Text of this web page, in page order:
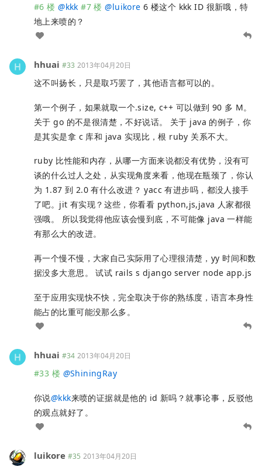
#6 楼 @kkk #7 楼 @luikore 6 楼这个 kkk ID 很新哦，特
地上来喷的？
hhuai #33 2013年04月20日
这不叫扬长，只是取巧罢了，其他语言都可以的。
第一个例子，如果就取一个.size, c++ 可以做到 90 多 M。
关于 go 的不是很清楚，不好说话。 关于 java 的例子，你
是其实是拿 c 库和 java 实现比，根 ruby 关系不大。
ruby 比性能和内存，从哪一方面来说都没有优势，没有可
谈的什么过人之处，从实现角度来看，他现在瓶颈了，你认
为 1.87 到 2.0 有什么改进？ yacc 有进步吗，都没人接手
了吧。jit 有实现？这些，你看看 python,js,java 人家都很
强哦。 所以我觉得他应该会慢到底，不可能像 java 一样能
有那么大的改进。
再一个慢不慢，大家自己实际用了心理很清楚，yy 时间和数
据没多大意思。 试试 rails s django server node app.js
至于应用实现快不快，完全取决于你的熟练度，语言本身性
能占的比重可能没那么多。
hhuai #34 2013年04月20日
#33 楼 @ShiningRay
你说@kkk来喷的证据就是他的 id 新吗？就事论事，反驳他
的观点就好了。
luikore #35 2013年04月20日